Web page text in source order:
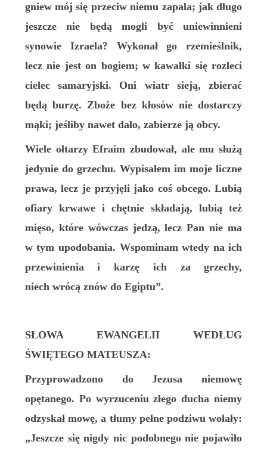
gniew mój się przeciw niemu zapala; jak długo
jeszcze nie będą mogli być uniewinnieni
synowie Izraela? Wykonał go rzemieślnik,
lecz nie jest on bogiem; w kawałki się rozleci
cielec samaryjski. Oni wiatr sieją, zbierać
będą burzę. Zboże bez kłosów nie dostarczy
mąki; jeśliby nawet dało, zabierze ją obcy.
Wiele ołtarzy Efraim zbudował, ale mu służą
jedynie do grzechu. Wypisałem im moje liczne
prawa, lecz je przyjęli jako coś obcego. Lubią
ofiary krwawe i chętnie składają, lubią też
mięso, które wówczas jedzą, lecz Pan nie ma
w tym upodobania. Wspominam wtedy na ich
przewinienia i karzę ich za grzechy,
niech wrócą znów do Egiptu”.
SŁOWA EWANGELII WEDŁUG
ŚWIĘTEGO MATEUSZA:
Przyprowadzono do Jezusa niemowę
opętanego. Po wyrzuceniu złego ducha niemy
odzyskał mowę, a tłumy pełne podziwu wołały:
„Jeszcze się nigdy nic podobnego nie pojawiło